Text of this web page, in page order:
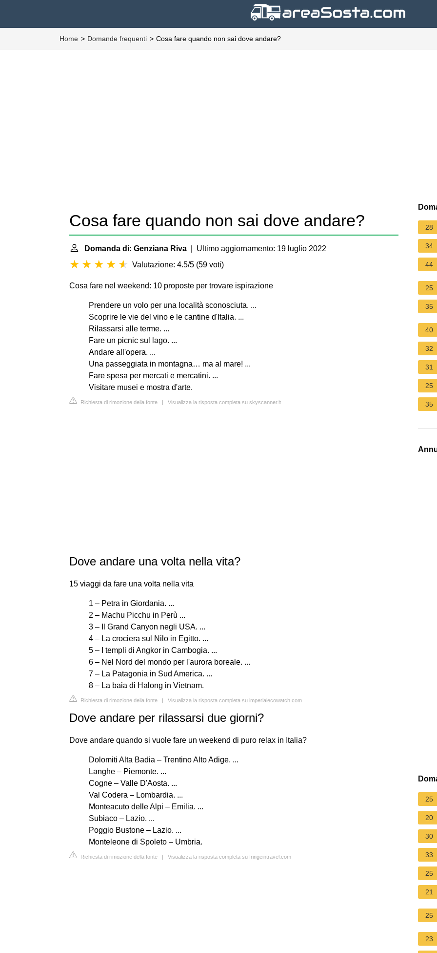
Home Domande frequenti Cosa fare quando non sai dove andare?
Cosa fare quando non sai dove andare?
Domanda di: Genziana Riva | Ultimo aggiornamento: 19 luglio 2022
Valutazione: 4.5/5 (59 voti)
Cosa fare nel weekend: 10 proposte per trovare ispirazione
Prendere un volo per una località sconosciuta. ...
Scoprire le vie del vino e le cantine d'Italia. ...
Rilassarsi alle terme. ...
Fare un picnic sul lago. ...
Andare all'opera. ...
Una passeggiata in montagna… ma al mare! ...
Fare spesa per mercati e mercatini. ...
Visitare musei e mostra d'arte.
Richiesta di rimozione della fonte | Visualizza la risposta completa su skyscanner.it
Dove andare una volta nella vita?
15 viaggi da fare una volta nella vita
1 – Petra in Giordania. ...
2 – Machu Picchu in Perù ...
3 – Il Grand Canyon negli USA. ...
4 – La crociera sul Nilo in Egitto. ...
5 – I templi di Angkor in Cambogia. ...
6 – Nel Nord del mondo per l'aurora boreale. ...
7 – La Patagonia in Sud America. ...
8 – La baia di Halong in Vietnam.
Richiesta di rimozione della fonte | Visualizza la risposta completa su imperialecowatch.com
Dove andare per rilassarsi due giorni?
Dove andare quando si vuole fare un weekend di puro relax in Italia?
Dolomiti Alta Badia – Trentino Alto Adige. ...
Langhe – Piemonte. ...
Cogne – Valle D'Aosta. ...
Val Codera – Lombardia. ...
Monteacuto delle Alpi – Emilia. ...
Subiaco – Lazio. ...
Poggio Bustone – Lazio. ...
Monteleone di Spoleto – Umbria.
Richiesta di rimozione della fonte | Visualizza la risposta completa su fringeintravel.com
28
34
44
25
35
40
32
31
25
35
25
20
30
33
25
21
25
23